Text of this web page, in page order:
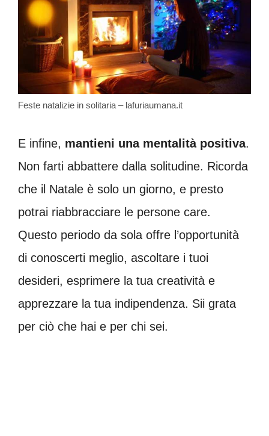
Feste natalizie in solitaria – lafuriaumana.it
E infine, mantieni una mentalità positiva.
Non farti abbattere dalla solitudine. Ricorda
che il Natale è solo un giorno, e presto
potrai riabbracciare le persone care.
Questo periodo da sola offre l’opportunità
di conoscerti meglio, ascoltare i tuoi
desideri, esprimere la tua creatività e
apprezzare la tua indipendenza. Sii grata
per ciò che hai e per chi sei.